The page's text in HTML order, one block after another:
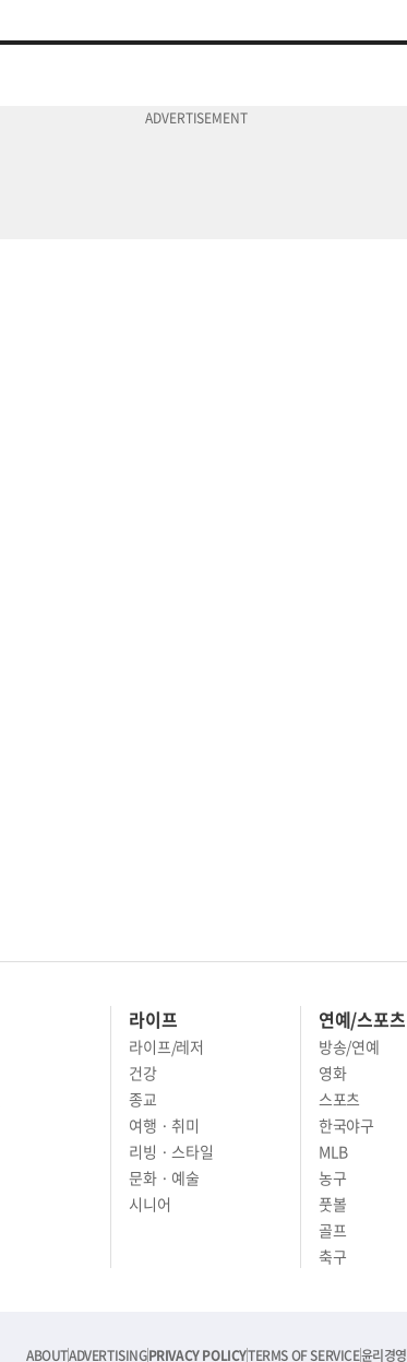
라이프
라이프/레저
건강
종교
여행 · 취미
리빙 · 스타일
문화 · 예술
시니어
연예/스포츠
방송/연예
영화
스포츠
한국야구
MLB
농구
풋볼
골프
축구
ABOUTADVERTISINGPRIVACY POLICYTERMS OF SERVICE윤리경영